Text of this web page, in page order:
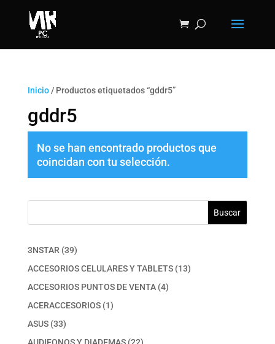
Inicio/ Productos etiquetados “gddr5”
gddr5
No se han encontrado productos que
coincidan con tu selección.
Buscar
3NSTAR 3939
productos
ACCESORIOS CELULARES Y TABLETS 1313
ACCESORIOS PUNTOS DE VENTA 44
ACERACCESORIOS 11
ASUS 3333
productos
22